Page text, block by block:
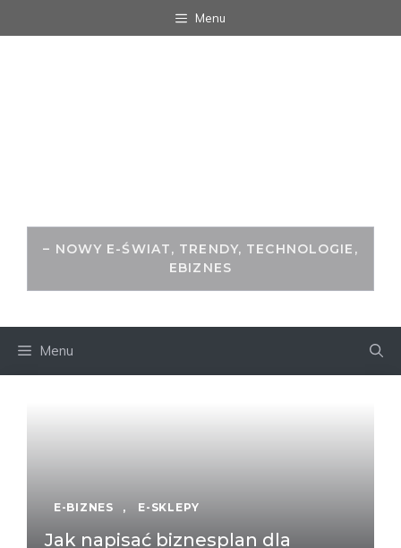
do
Menu
– NOWY E-ŚWIAT, TRENDY, TECHNOLOGIE,
EBIZNES
Menu
E-BIZNES , E-SKLEPY
Jak napisać biznesplan dla